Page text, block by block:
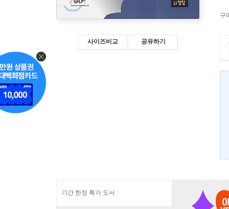
사이즈비교 공유하기
구
기간 한정 특가 도서